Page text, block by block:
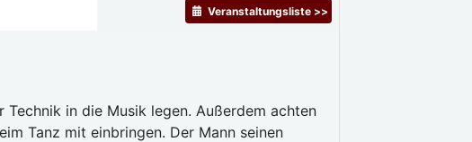
Veranstaltungsliste >>
in die Musik legen. Außerdem achten
Tanz mit einbringen. Der Mann seinen